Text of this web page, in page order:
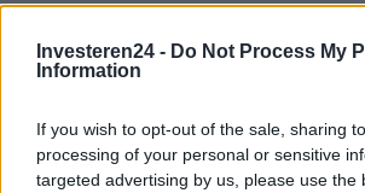
Investeren24 - Do Not Process My
Information
If you wish to opt-out of the sale, sharing
processing of your personal or sensitive
targeted advertising by us, please use the